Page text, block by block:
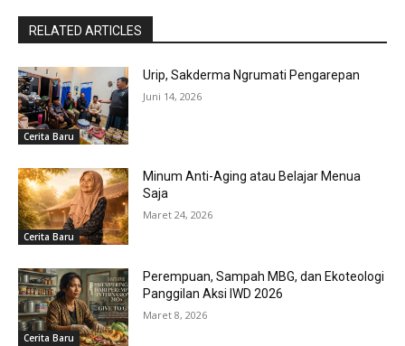
RELATED ARTICLES
Cerita Baru
Urip, Sakderma Ngrumati Pengarepan
Juni 14, 2026
Cerita Baru
Minum Anti-Aging atau Belajar Menua
Saja
Maret 24, 2026
Cerita Baru
Perempuan, Sampah MBG, dan Ekoteologi
Panggilan Aksi IWD 2026
Maret 8, 2026